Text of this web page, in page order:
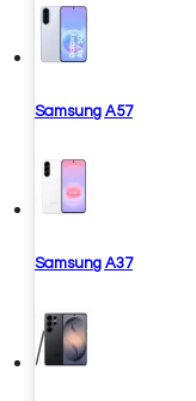
Samsung A57
Samsung A37